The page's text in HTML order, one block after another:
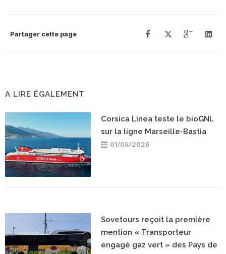
Partager cette page
A LIRE ÉGALEMENT
Corsica Linea teste le bioGNL
sur la ligne Marseille-Bastia
01/08/2026
Sovetours reçoit la première
mention « Transporteur
engagé gaz vert » des Pays de